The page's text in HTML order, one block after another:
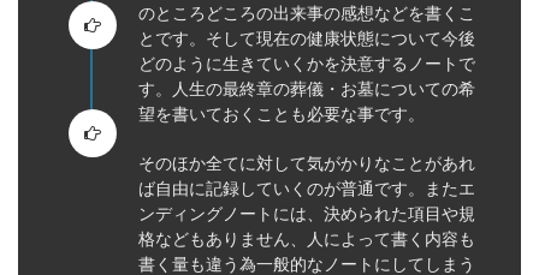
のところどころの出来事の感想などを書くこ
とです。そして現在の健康状態について今後
どのように生きていくかを決意するノートで
す。人生の最終章の葬儀・お墓についての希
望を書いておくことも必要な事です。
そのほか全てに対して気がかりなことがあれ
ば自由に記録していくのが普通です。またエ
ンディングノートには、決められた項目や規
格などもありません、人によって書く内容も
書く量も違う為一般的なノートにしてしまう